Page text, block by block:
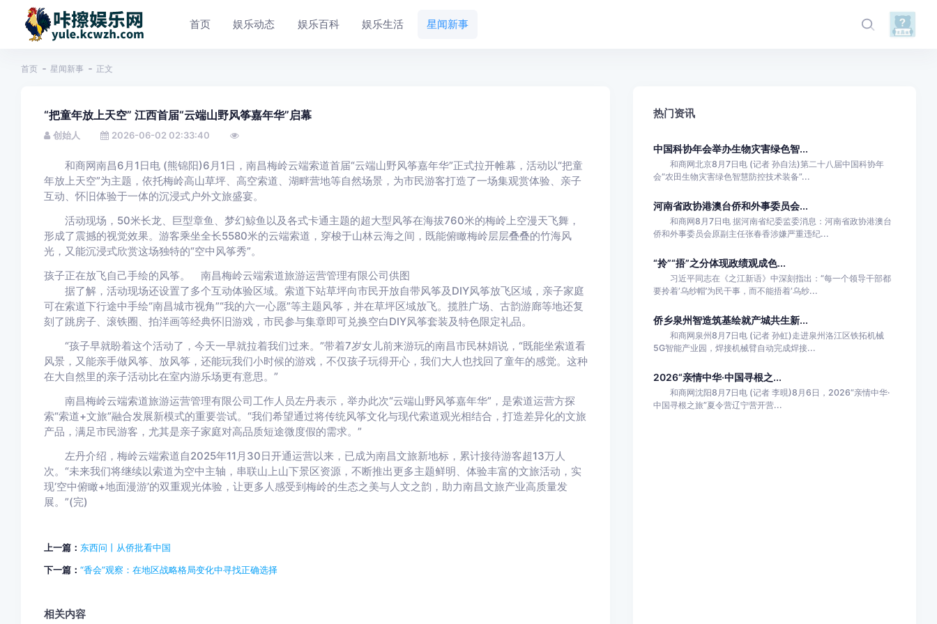
首页 娱乐动态 娱乐百科 娱乐生活 星闻新事
首页 星闻新事 正文
“把童年放上天空” 江西首届“云端山野风筝嘉年华”启幕
创始人 2026-06-02 02:33:40
和商网南昌6月1日电 (熊锦阳)6月1日，南昌梅岭云端索道首届“云端山野风筝嘉年华”正式拉开帷幕，活动以“把童
年放上天空”为主题，依托梅岭高山草坪、高空索道、湖畔营地等自然场景，为市民游客打造了一场集观赏体验、亲子
互动、怀旧体验于一体的沉浸式户外文旅盛宴。
活动现场，50米长龙、巨型章鱼、梦幻鲸鱼以及各式卡通主题的超大型风筝在海拔760米的梅岭上空漫天飞舞，
形成了震撼的视觉效果。游客乘坐全长5580米的云端索道，穿梭于山林云海之间，既能俯瞰梅岭层层叠叠的竹海风
光，又能沉浸式欣赏这场独特的“空中风筝秀”。
孩子正在放飞自己手绘的风筝。 南昌梅岭云端索道旅游运营管理有限公司供图
据了解，活动现场还设置了多个互动体验区域。索道下站草坪向市民开放自带风筝及DIY风筝放飞区域，亲子家庭
可在索道下行途中手绘“南昌城市视角”“我的六一心愿”等主题风筝，并在草坪区域放飞。揽胜广场、古韵游廊等地还复
刻了跳房子、滚铁圈、拍洋画等经典怀旧游戏，市民参与集章即可兑换空白DIY风筝套装及特色限定礼品。
“孩子早就盼着这个活动了，今天一早就拉着我们过来。”带着7岁女儿前来游玩的南昌市民林娟说，“既能坐索道看
风景，又能亲手做风筝、放风筝，还能玩我们小时候的游戏，不仅孩子玩得开心，我们大人也找回了童年的感觉。这种
在大自然里的亲子活动比在室内游乐场更有意思。”
南昌梅岭云端索道旅游运营管理有限公司工作人员左丹表示，举办此次“云端山野风筝嘉年华”，是索道运营方探
索“索道+文旅”融合发展新模式的重要尝试。“我们希望通过将传统风筝文化与现代索道观光相结合，打造差异化的文旅
产品，满足市民游客，尤其是亲子家庭对高品质短途微度假的需求。”
左丹介绍，梅岭云端索道自2025年11月30日开通运营以来，已成为南昌文旅新地标，累计接待游客超13万人
次。“未来我们将继续以索道为空中主轴，串联山上山下景区资源，不断推出更多主题鲜明、体验丰富的文旅活动，实
现‘空中俯瞰+地面漫游’的双重观光体验，让更多人感受到梅岭的生态之美与人文之韵，助力南昌文旅产业高质量发
展。”(完)
上一篇： 东西问丨从侨批看中国
下一篇： “香会”观察：在地区战略格局变化中寻找正确选择
相关内容
热门资讯
中国科协年会举办生物灾害绿色智...
和商网北京8月7日电 (记者 孙自法)第二十八届中国科协年
会“农田生物灾害绿色智慧防控技术装备”...
河南省政协港澳台侨和外事委员会...
和商网8月7日电 据河南省纪委监委消息：河南省政协港澳台
侨和外事委员会原副主任张春香涉嫌严重违纪...
“拎”“捂”之分体现政绩观成色...
习近平同志在《之江新语》中深刻指出：“每一个领导干部都
要拎着‘乌纱帽’为民干事，而不能捂着‘乌纱...
侨乡泉州智造筑基绘就产城共生新...
和商网泉州8月7日电 (记者 孙虹)走进泉州洛江区铁拓机械
5G智能产业园，焊接机械臂自动完成焊接...
2026“亲情中华·中国寻根之...
和商网沈阳8月7日电 (记者 李晛)8月6日，2026“亲情中华·
中国寻根之旅”夏令营辽宁营开营...